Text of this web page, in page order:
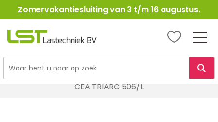
Ga
naar
Zomervakantiesluiting van 3 t/m 16 augustus.
LST
Lasapparatuur
CEA TRIARC 506/L